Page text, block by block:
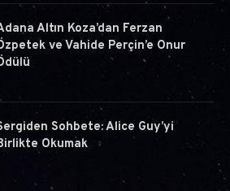
Altın Koza’dan Ferzan
ve Vahide Perçin’e Onur
Sohbete: Alice Guy’yi
Okumak